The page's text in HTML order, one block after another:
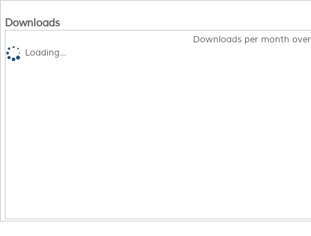
Downloads
Downloads per month
Loading...